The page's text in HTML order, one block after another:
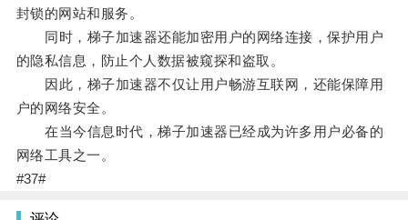
封锁的网站和服务。
同时，梯子加速器还能加密用户的网络连接，保护用户
的隐私信息，防止个人数据被窥探和盗取。
因此，梯子加速器不仅让用户畅游互联网，还能保障用
户的网络安全。
在当今信息时代，梯子加速器已经成为许多用户必备的
网络工具之一。
#37#